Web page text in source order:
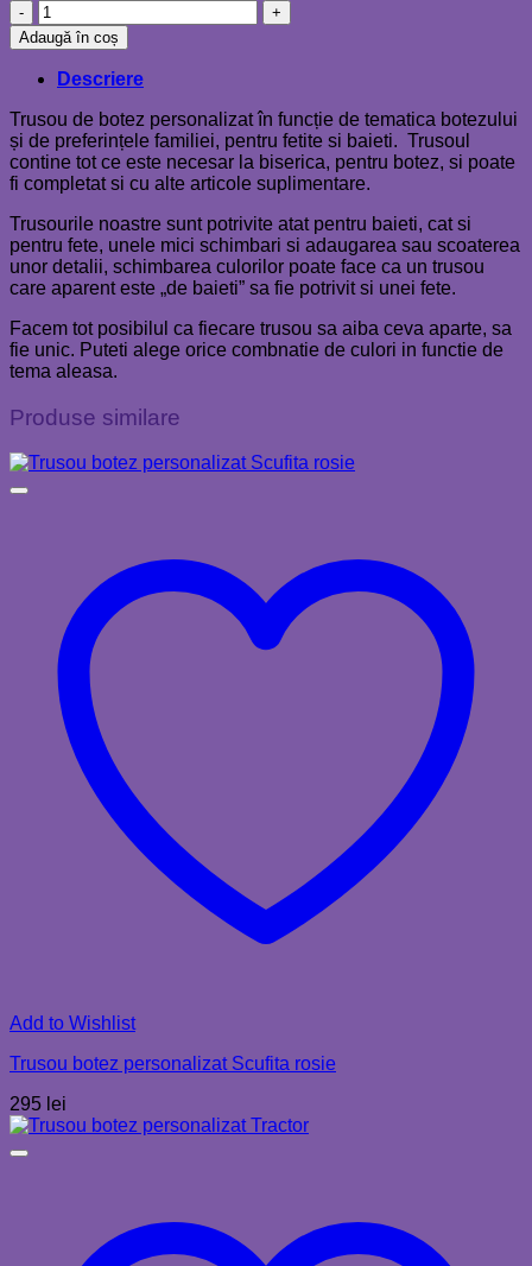
Cantitate
Trusou
botez
personalizat
ratusca
Adaugă în coș
Descriere
Trusou de botez personalizat în funcție de tematica botezului
și de preferințele familiei, pentru fetite si baieti. Trusoul
contine tot ce este necesar la biserica, pentru botez, si poate
fi completat si cu alte articole suplimentare.
Trusourile noastre sunt potrivite atat pentru baieti, cat si
pentru fete, unele mici schimbari si adaugarea sau scoaterea
unor detalii, schimbarea culorilor poate face ca un trusou
care aparent este „de baieti” sa fie potrivit si unei fete.
Facem tot posibilul ca fiecare trusou sa aiba ceva aparte, sa
fie unic. Puteti alege orice combnatie de culori in functie de
tema aleasa.
Produse similare
Add to Wishlist
Trusou botez personalizat Scufita rosie
295 lei